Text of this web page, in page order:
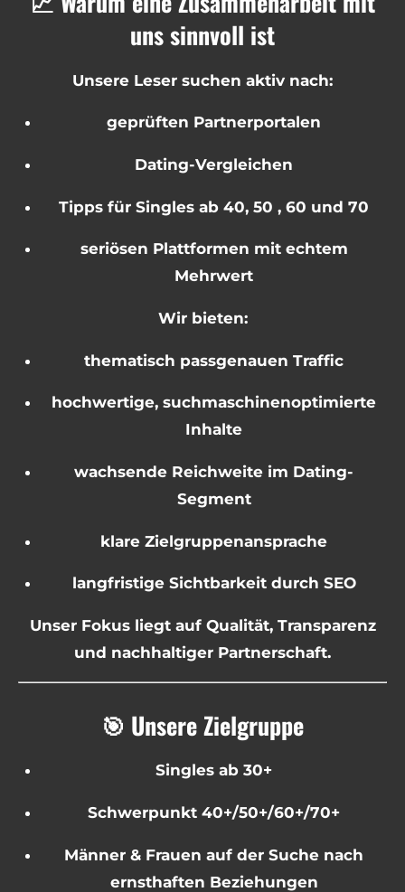
uns sinnvoll ist
Unsere Leser suchen aktiv nach:
geprüften Partnerportalen
Dating-Vergleichen
Tipps für Singles ab 40, 50 , 60 und 70
seriösen Plattformen mit echtem
Mehrwert
Wir bieten:
thematisch passgenauen Traffic
hochwertige, suchmaschinenoptimierte
Inhalte
wachsende Reichweite im Dating-
Segment
klare Zielgruppenansprache
langfristige Sichtbarkeit durch SEO
Unser Fokus liegt auf Qualität, Transparenz
und nachhaltiger Partnerschaft.
🎯 Unsere Zielgruppe
Singles ab 30+
Schwerpunkt 40+/50+/60+/70+
Männer & Frauen auf der Suche nach
ernsthaften Beziehungen